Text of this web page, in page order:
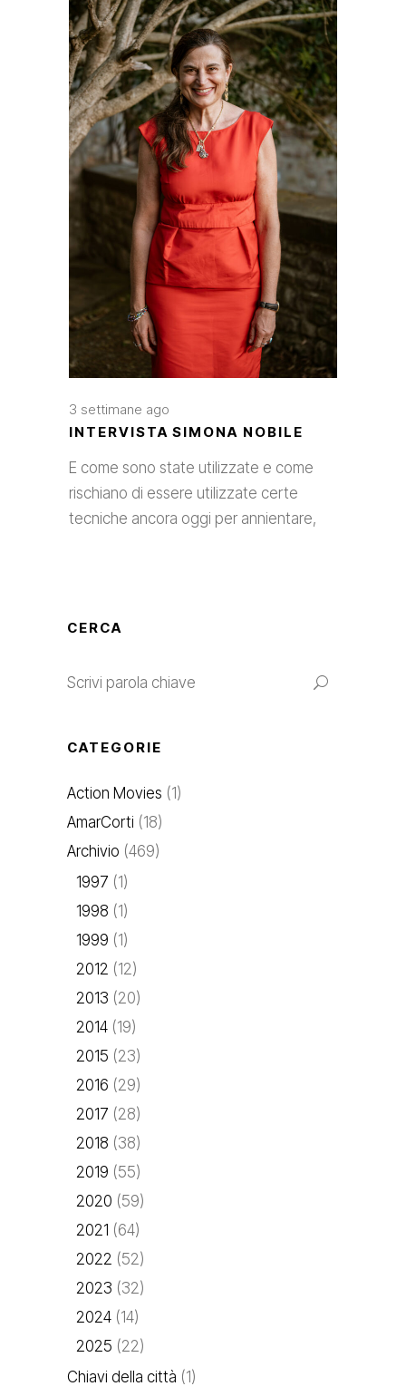
3 settimane ago
INTERVISTA SIMONA NOBILE
E come sono state utilizzate e come
rischiano di essere utilizzate certe
tecniche ancora oggi per annientare,
CERCA
CATEGORIE
Action Movies (1)
AmarCorti (18)
Archivio (469)
1997 (1)
1998 (1)
1999 (1)
2012 (12)
2013 (20)
2014 (19)
2015 (23)
2016 (29)
2017 (28)
2018 (38)
2019 (55)
2020 (59)
2021 (64)
2022 (52)
2023 (32)
2024 (14)
2025 (22)
Chiavi della città (1)